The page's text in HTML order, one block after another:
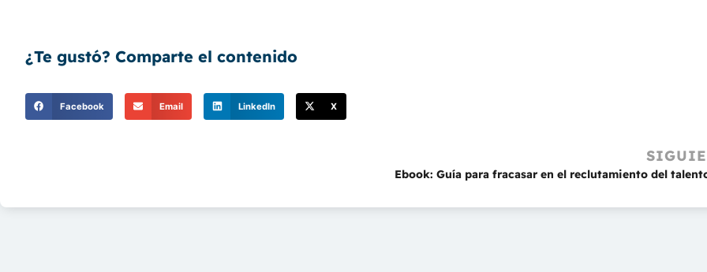
¿Te gustó? Comparte el contenido
Facebook Email LinkedIn X